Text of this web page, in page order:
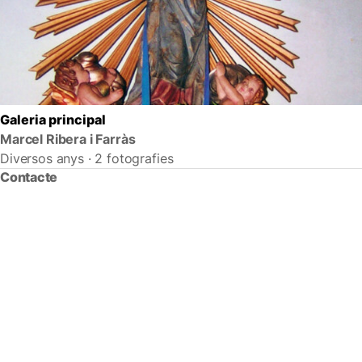
Galeria principal
Marcel Ribera i Farràs
Diversos anys · 2 fotografies
Contacte